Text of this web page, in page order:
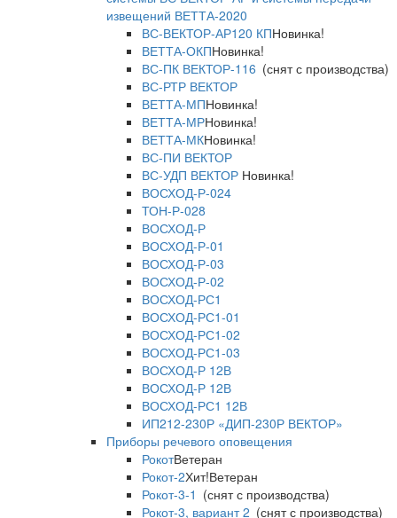
извещений ВЕТТА-2020
ВС-ВЕКТОР-АР120 КПНовинка!
ВЕТТА-ОКПНовинка!
ВС-ПК ВЕКТОР-116 (снят с производства)
ВС-РТР ВЕКТОР
ВЕТТА-МПНовинка!
ВЕТТА-МРНовинка!
ВЕТТА-МКНовинка!
ВС-ПИ ВЕКТОР
ВС-УДП ВЕКТОР Новинка!
ВОСХОД-Р-024
ТОН-Р-028
ВОСХОД-Р
ВОСХОД-Р-01
ВОСХОД-Р-03
ВОСХОД-Р-02
ВОСХОД-РС1
ВОСХОД-РС1-01
ВОСХОД-РС1-02
ВОСХОД-РС1-03
ВОСХОД-Р 12В
ВОСХОД-Р 12В
ВОСХОД-РС1 12В
ИП212-230Р «ДИП-230Р ВЕКТОР»
Приборы речевого оповещения
РокотВетеран
Рокот-2Хит!Ветеран
Рокот-3-1 (снят с производства)
Рокот-3, вариант 2 (снят с производства)